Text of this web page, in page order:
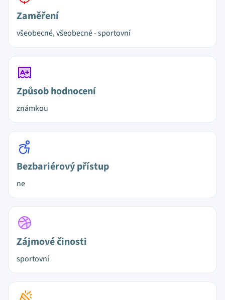
Zaměření
všeobecné, všeobecné - sportovní
Způsob hodnocení
známkou
Bezbariérový přístup
ne
Zájmové činosti
sportovní